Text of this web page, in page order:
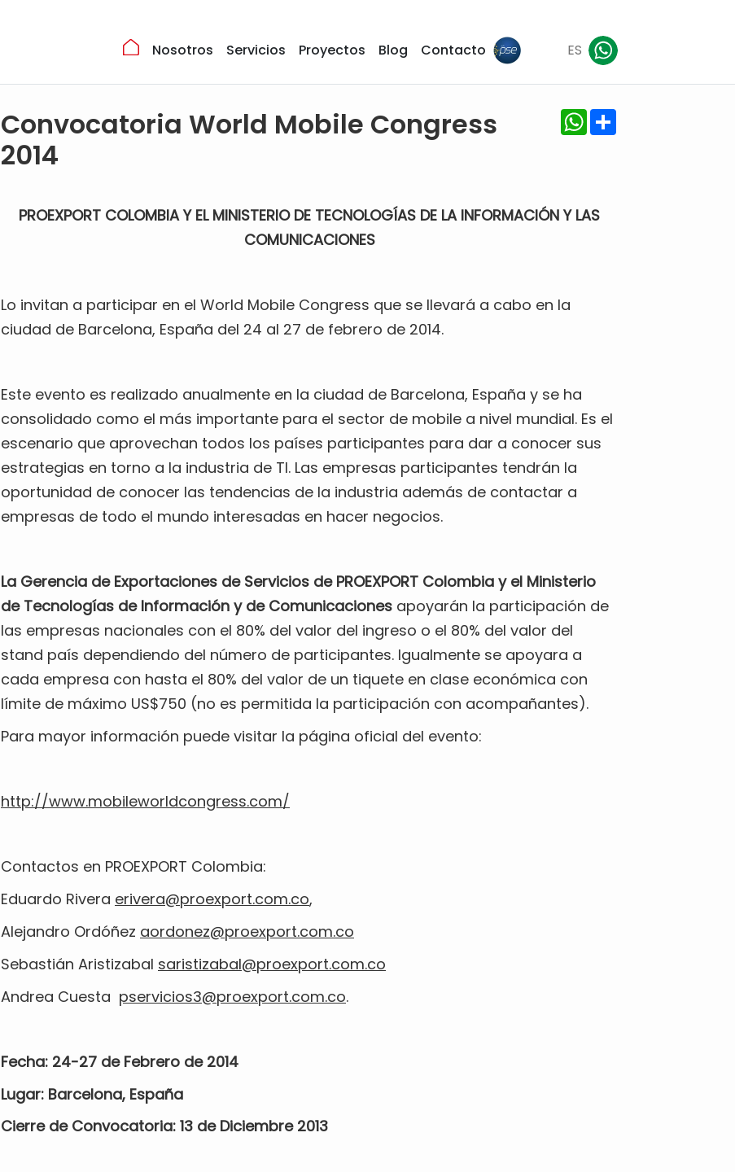
Nosotros Servicios Proyectos Blog Contacto ES
Convocatoria World Mobile Congress
2014
WhatsApp
PROEXPORT COLOMBIA Y EL MINISTERIO DE TECNOLOGÍAS DE LA INFORMACIÓN Y LAS
COMUNICACIONES
Lo invitan a participar en el World Mobile Congress que se llevará a cabo en la
ciudad de Barcelona, España del 24 al 27 de febrero de 2014.
Este evento es realizado anualmente en la ciudad de Barcelona, España y se ha
consolidado como el más importante para el sector de mobile a nivel mundial. Es el
escenario que aprovechan todos los países participantes para dar a conocer sus
estrategias en torno a la industria de TI. Las empresas participantes tendrán la
oportunidad de conocer las tendencias de la industria además de contactar a
empresas de todo el mundo interesadas en hacer negocios.
La Gerencia de Exportaciones de Servicios de PROEXPORT Colombia y el Ministerio
de Tecnologías de Información y de Comunicaciones apoyarán la participación de
las empresas nacionales con el 80% del valor del ingreso o el 80% del valor del
stand país dependiendo del número de participantes. Igualmente se apoyara a
cada empresa con hasta el 80% del valor de un tiquete en clase económica con
límite de máximo US$750 (no es permitida la participación con acompañantes).
Para mayor información puede visitar la página oficial del evento:
http://www.mobileworldcongress.com/
Contactos en PROEXPORT Colombia:
Eduardo Rivera erivera@proexport.com.co,
Alejandro Ordóñez aordonez@proexport.com.co
Sebastián Aristizabal saristizabal@proexport.com.co
Andrea Cuesta pservicios3@proexport.com.co.
Fecha: 24-27 de Febrero de 2014
Lugar: Barcelona, España
Cierre de Convocatoria: 13 de Diciembre 2013